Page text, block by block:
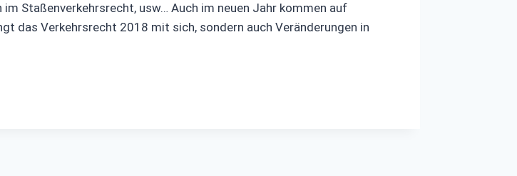
Staßenverkehrsrecht, usw… Auch im neuen Jahr kommen auf
das Verkehrsrecht 2018 mit sich, sondern auch Veränderungen in